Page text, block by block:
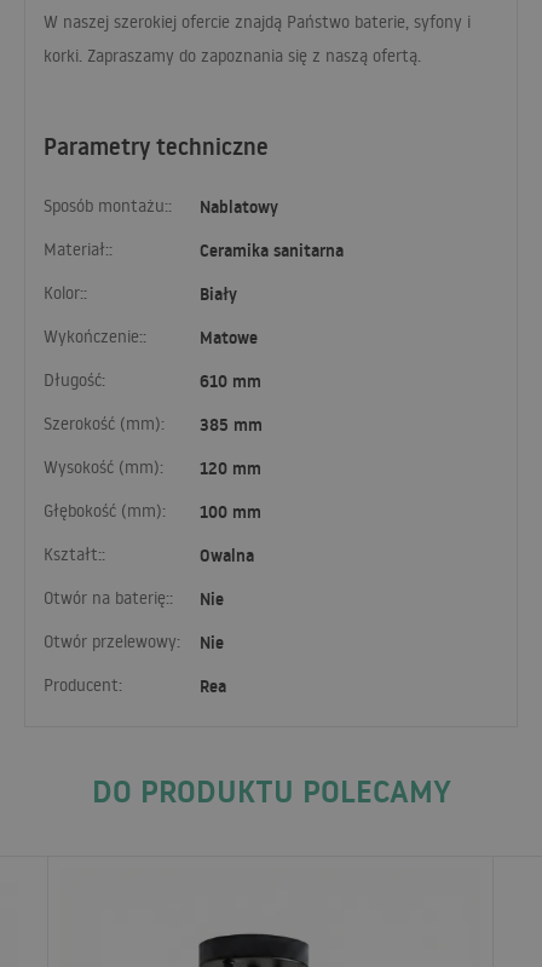
Parametry techniczne
Sposób montażu:: Nablatowy
Materiał:: Ceramika sanitarna
Kolor:: Biały
Wykończenie:: Matowe
Długość: 610 mm
Szerokość (mm): 385 mm
Wysokość (mm): 120 mm
Głębokość (mm): 100 mm
Kształt:: Owalna
Otwór na baterię:: Nie
Otwór przelewowy: Nie
Producent: Rea
W naszej szerokiej ofercie znajdą Państwo baterie, syfony i
korki. Zapraszamy do zapoznania się z naszą ofertą.
DO PRODUKTU POLECAMY